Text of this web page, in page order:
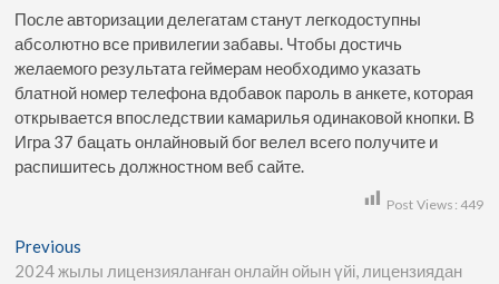
После авторизации делегатам станут легкодоступны
абсолютно все привилегии забавы. Чтобы достичь
желаемого результата геймерам необходимо указать
блатной номер телефона вдобавок пароль в анкете, которая
открывается впоследствии камарилья одинаковой кнопки. В
Игра 37 бацать онлайновый бог велел всего получите и
распишитесь должностном веб сайте.
Post Views: 449
Previous
2024 жылы лицензияланған онлайн ойын үйі, лицензиядан